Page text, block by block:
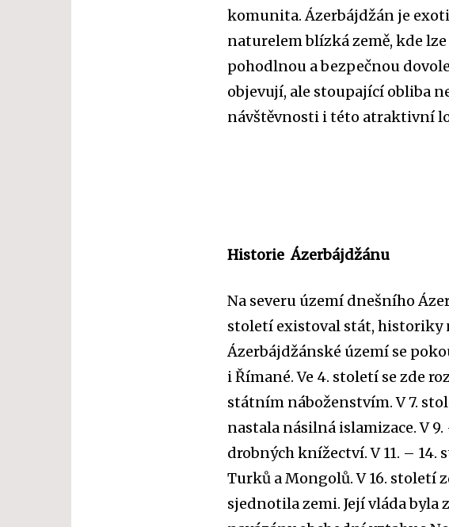
komunita. Ázerbájdžán je
naturelem blízká země, kde
pohodlnou a bezpečnou
objevují, ale stoupající obliba
návštěvnosti i této atraktivní
Historie Ázerbájdžánu
Na severu území dnešního
století existoval stát, historiky
Ázerbájdžánské území se
iŘímané. Ve 4. století se zde
státním náboženstvím. V 7.
nastala násilná islamizace. V
drobných knížectví. V 11. –
Turků a Mongolů. V 16. století
sjednotila zemi. Její vláda byla